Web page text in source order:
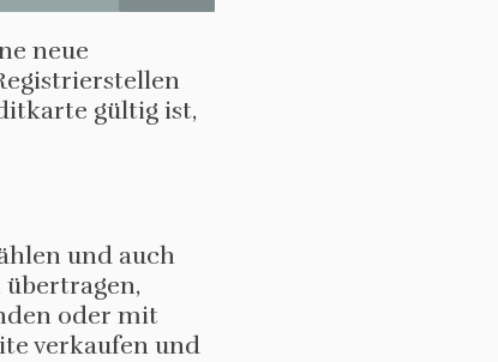
neue
gültig ist,
und auch
oder mit
verkaufen und